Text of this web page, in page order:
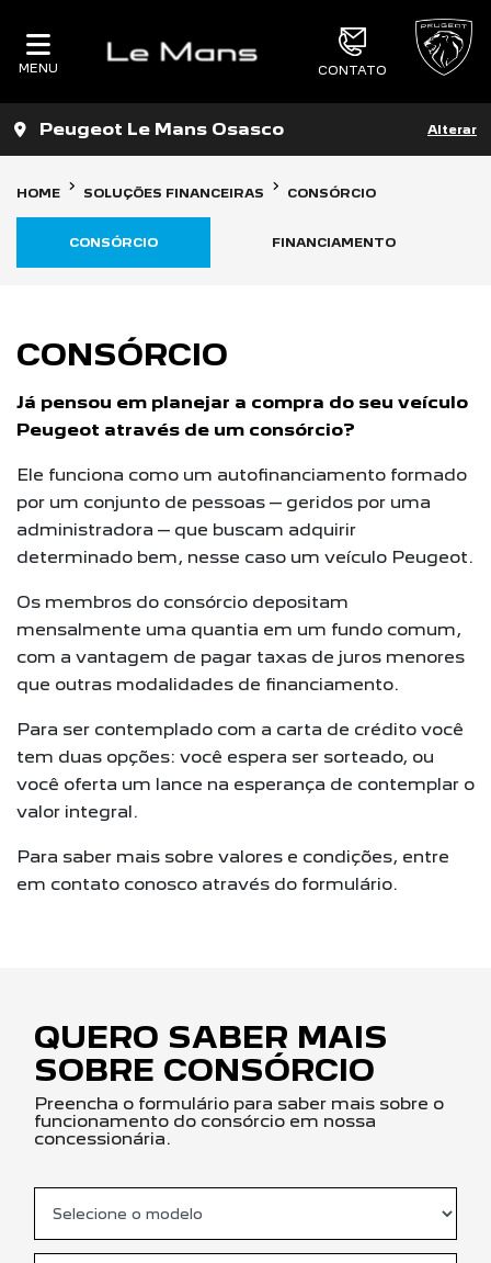
MENU CONTATO
Peugeot Le Mans Osasco Alterar
HOME SOLUÇÕES FINANCEIRAS CONSÓRCIO
CONSÓRCIO FINANCIAMENTO
CONSÓRCIO
Já pensou em planejar a compra do seu veículo
Peugeot através de um consórcio?
Ele funciona como um autofinanciamento formado
por um conjunto de pessoas – geridos por uma
administradora – que buscam adquirir
determinado bem, nesse caso um veículo Peugeot.
Os membros do consórcio depositam
mensalmente uma quantia em um fundo comum,
com a vantagem de pagar taxas de juros menores
que outras modalidades de financiamento.
Para ser contemplado com a carta de crédito você
tem duas opções: você espera ser sorteado, ou
você oferta um lance na esperança de contemplar o
valor integral.
Para saber mais sobre valores e condições, entre
em contato conosco através do formulário.
QUERO SABER MAIS
SOBRE CONSÓRCIO
Preencha o formulário para saber mais sobre o
funcionamento do consórcio em nossa
concessionária.